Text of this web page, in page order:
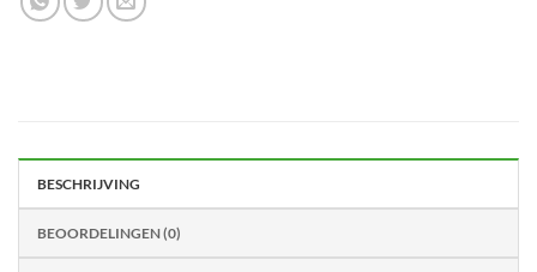
BESCHRIJVING
BEOORDELINGEN (0)